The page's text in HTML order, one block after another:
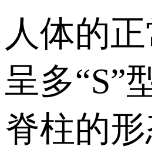
人体的
呈多“S”
脊柱的